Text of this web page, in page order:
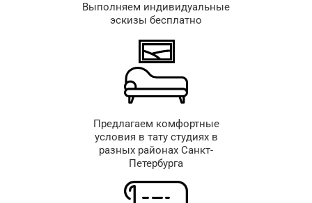
Выполняем индивидуальные
эскизы бесплатно
Предлагаем комфортные
условия в тату студиях в
разных районах Санкт-
Петербурга